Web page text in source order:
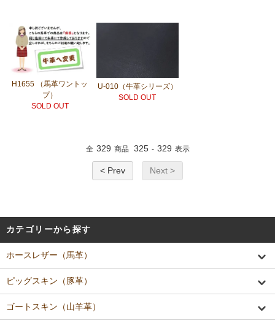
H1655 （馬革ワントッ
プ）
SOLD OUT
U-010（牛革シリーズ）
SOLD OUT
全 329 商品 325 - 329 表示
< Prev Next >
カテゴリーから探す
ホースレザー（馬革）
ピッグスキン（豚革）
ゴートスキン（山羊革）